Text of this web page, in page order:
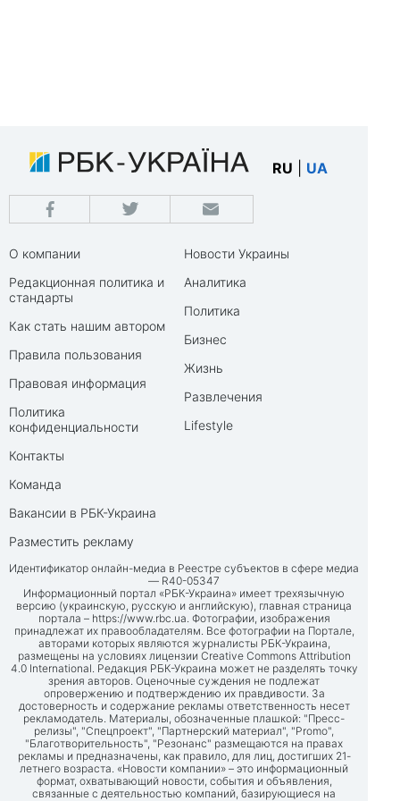
RU UA
О компании
Редакционная политика и
стандарты
Как стать нашим автором
Правила пользования
Правовая информация
Политика
конфиденциальности
Контакты
Команда
Вакансии в РБК-Украина
Разместить рекламу
Новости Украины
Аналитика
Политика
Бизнес
Жизнь
Развлечения
Lifestyle
Идентификатор онлайн-медиа в Реестре субъектов в сфере медиа
— R40-05347
Информационный портал «РБК-Украина» имеет трехязычную
версию (украинскую, русскую и английскую), главная страница
портала – https://www.rbc.ua. Фотографии, изображения
принадлежат их правообладателям. Все фотографии на Портале,
авторами которых являются журналисты РБК-Украина,
размещены на условиях лицензии Creative Commons Attribution
4.0 International. Редакция РБК-Украина может не разделять точку
зрения авторов. Оценочные суждения не подлежат
опровержению и подтверждению их правдивости. За
достоверность и содержание рекламы ответственность несет
рекламодатель. Материалы, обозначенные плашкой: "Пресс-
релизы", "Спецпроект", "Партнерский материал", "Promo",
"Благотворительность", "Резонанс" размещаются на правах
рекламы и предназначены, как правило, для лиц, достигших 21-
летнего возраста. «Новости компании» – это информационный
формат, охватывающий новости, события и объявления,
связанные с деятельностью компаний, базирующиеся на